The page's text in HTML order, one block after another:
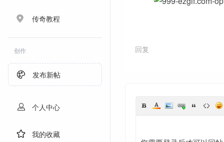
传奇教程
创作
发布新帖
个人中心
我的收藏
回复